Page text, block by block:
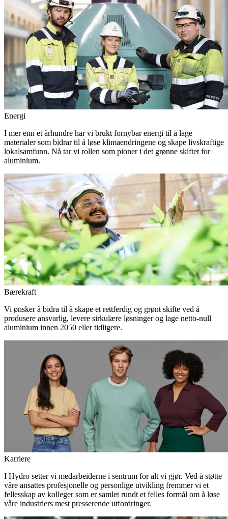
Energi
I mer enn et århundre har vi brukt fornybar energi til å lage
materialer som bidrar til å løse klimaendringene og skape livskraftige
lokalsamfunn. Nå tar vi rollen som pioner i det grønne skiftet for
aluminium.
Bærekraft
Vi ønsker å bidra til å skape et rettferdig og grønt skifte ved å
produsere ansvarlig, levere sirkulære løsninger og lage netto-null
aluminium innen 2050 eller tidligere.
Karriere
I Hydro setter vi medarbeiderne i sentrum for alt vi gjør. Ved å støtte
våre ansattes profesjonelle og personlige utvikling fremmer vi et
fellesskap av kolleger som er samlet rundt et felles formål om å løse
våre industriers mest presserende utfordringer.